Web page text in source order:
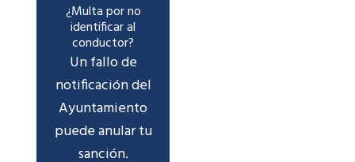
¿Multa por no
identificar al
conductor?
Un fallo de
notificación del
Ayuntamiento
puede anular tu
sanción.